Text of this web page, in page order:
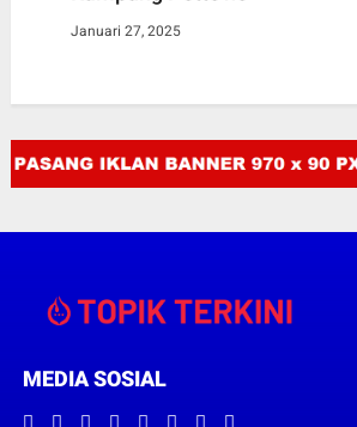
Januari 27, 2025
MEDIA SOSIAL